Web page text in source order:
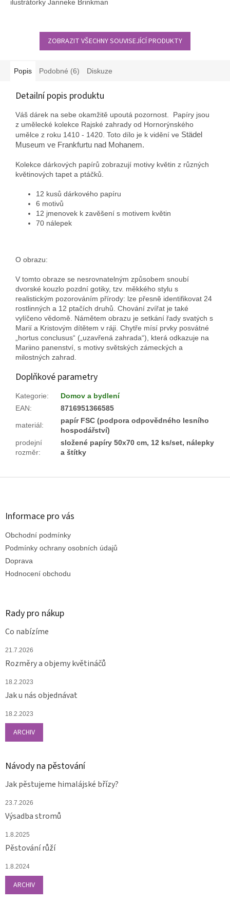
ilustrátorky Janneke Brinkman
ZOBRAZIT VŠECHNY SOUVISEJÍCÍ PRODUKTY
Popis Podobné (6) Diskuze
Detailní popis produktu
Váš dárek na sebe okamžitě upoutá pozornost. Papíry jsou
z umělecké kolekce Rajské zahrady od Hornorýnského
umělce z roku 1410 - 1420. Toto dílo je k vidění ve Städel
Museum ve Frankfurtu nad Mohanem.
Kolekce dárkových papírů zobrazují motivy květin z různých
květinových tapet a ptáčků.
12 kusů dárkového papíru
6 motivů
12 jmenovek k zavěšení s motivem květin
70 nálepek
O obrazu:
V tomto obraze se nesrovnatelným způsobem snoubí
dvorské kouzlo pozdní gotiky, tzv. měkkého stylu s
realistickým pozorováním přírody: lze přesně identifikovat 24
rostlinných a 12 ptačích druhů. Chování zvířat je také
vylíčeno vědomě.
Námětem obrazu je setkání řady svatých s
Marií a Kristovým dítětem v ráji. Chytře mísí prvky posvátné
„hortus conclusus“ („uzavřená zahrada“), která odkazuje na
Mariino panenství, s motivy světských zámeckých a
milostných zahrad.
Doplňkové parametry
Kategorie:
Domov a bydlení
EAN: 8716951366585
materiál:
papír FSC (podpora odpovědného lesního
hospodářství)
prodejní
rozměr:
složené papíry 50x70 cm, 12 ks/set, nálepky
a štítky
Z
Informace pro vás
Obchodní podmínky
Podmínky ochrany osobních údajů
Doprava
Hodnocení obchodu
Rady pro nákup
Co nabízíme
21.7.2026
Rozměry a objemy květináčů
18.2.2023
Jak u nás objednávat
18.2.2023
ARCHIV
Návody na pěstování
Jak pěstujeme himalájské břízy?
23.7.2026
Výsadba stromů
1.8.2025
Pěstování růží
1.8.2024
ARCHIV